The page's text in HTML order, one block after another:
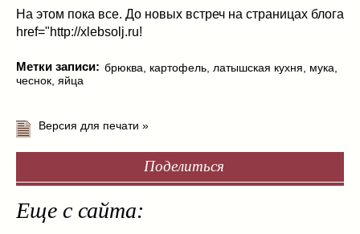
На этом пока все. До новых встреч на страницах блога
href="http://xlebsolj.ru!
Метки записи: брюква картофель латышская кухня мука
чеснок яйца
Версия для печати »
Поделиться
Еще с сайта: